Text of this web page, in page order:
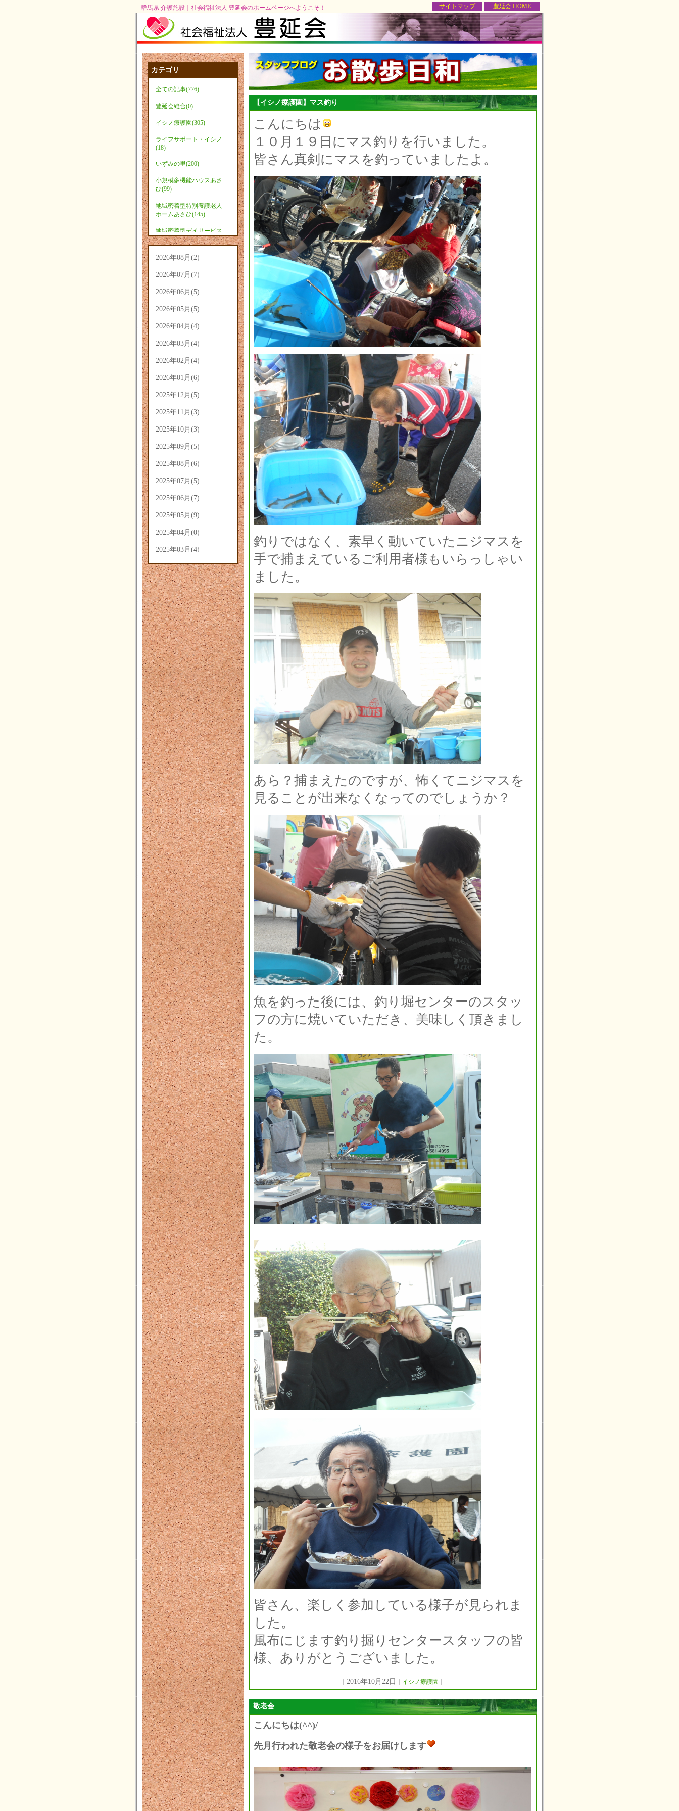
群馬県 介護施設｜社会福祉法人 豊延会のホームページへようこそ！ サイトマップ 豊延会 HOME
カテゴリ
全ての記事(776)
豊延会総合(0)
イシノ療護園(305)
ライフサポート・イシノ
(18)
いずみの里(200)
小規模多機能ハウスあさ
ひ(99)
地域密着型特別養護老人
ホームあさひ(145)
地域密着型デイサービス
あさひ(9)
2026年08月(2)
2026年07月(7)
2026年06月(5)
2026年05月(5)
2026年04月(4)
2026年03月(4)
2026年02月(4)
2026年01月(6)
2025年12月(5)
2025年11月(3)
2025年10月(3)
2025年09月(5)
2025年08月(6)
2025年07月(5)
2025年06月(7)
2025年05月(9)
2025年04月(0)
2025年03月(4)
2025年02月(5)
2025年01月(3)
2024年12月(3)
2024年11月(4)
2024年10月(14)
2024年09月(14)
2024年08月(7)
2024年07月(16)
2024年06月(9)
2024年05月(10)
2024年04月(5)
2024年03月(7)
2024年02月(2)
2024年01月(6)
2023年12月(4)
2023年11月(11)
2023年10月(8)
2023年09月(3)
2023年08月(3)
2023年07月(5)
2023年06月(4)
2023年05月(4)
2023年04月(5)
2023年03月(3)
2023年02月(5)
2023年01月(4)
2022年12月(7)
2022年11月(7)
2022年10月(8)
2022年09月(5)
2022年08月(4)
2022年07月(3)
2022年06月(4)
2022年05月(3)
2022年04月(5)
2022年03月(1)
2022年02月(3)
2022年01月(2)
2021年12月(5)
2021年11月(3)
2021年10月(3)
2021年09月(3)
2021年08月(2)
2021年07月(6)
2021年06月(4)
2021年05月(4)
2021年04月(9)
2021年03月(2)
2021年02月(1)
2021年01月(5)
2020年12月(5)
2020年11月(3)
2020年10月(3)
2020年09月(6)
2020年08月(2)
2020年07月(5)
2020年06月(5)
2020年05月(2)
2020年04月(2)
2020年03月(6)
2020年02月(4)
2020年01月(2)
2019年12月(3)
2019年11月(1)
2019年10月(7)
2019年09月(4)
2019年08月(3)
2019年07月(3)
2019年06月(10)
2019年05月(4)
2019年04月(2)
2019年03月(3)
2019年02月(0)
【イシノ療護園】マス釣り
こんにちは
１０月１９日にマス釣りを行いました。
皆さん真剣にマスを釣っていましたよ。
釣りではなく、素早く動いていたニジマスを
手で捕まえているご利用者様もいらっしゃい
ました。
あら？捕まえたのですが、怖くてニジマスを
見ることが出来なくなってのでしょうか？
魚を釣った後には、釣り堀センターのスタッ
フの方に焼いていただき、美味しく頂きまし
た。
皆さん、楽しく参加している様子が見られま
した。
風布にじます釣り掘りセンタースタッフの皆
様、ありがとうございました。
2016年10月22日 イシノ療護園
敬老会
こんにちは(^^)/
先月行われた敬老会の様子をお届けします